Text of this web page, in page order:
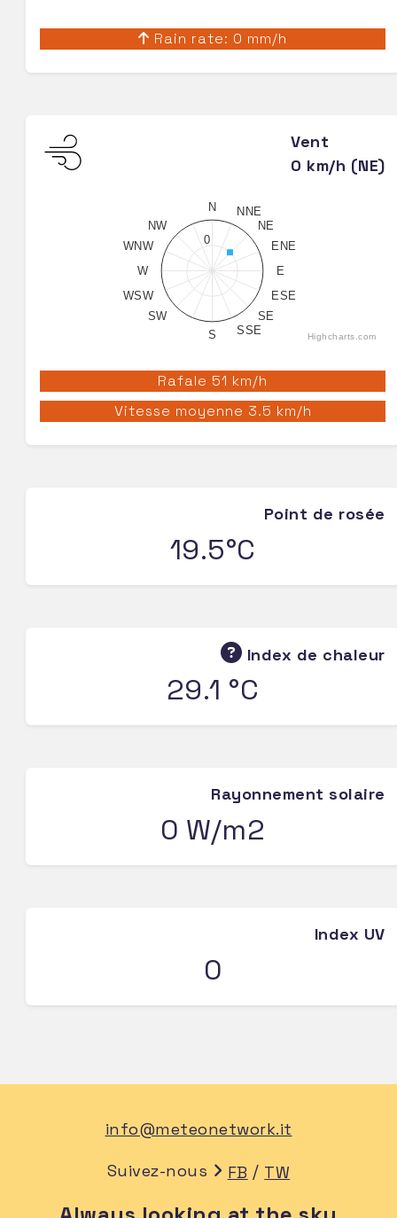
Rain rate: 0 mm/h
Vent
0 km/h (NE)
N
NNE
NE
ENE
E
ESE
SE
SSE
S
SW
WSW
W
WNW
NW
0
Highcharts.com
Rafale 51 km/h
Vitesse moyenne 3.5 km/h
Point de rosée
19.5°C
Index de chaleur
29.1 °C
Rayonnement solaire
0 W/m2
Index UV
0
info@meteonetwork.it
Suivez-nous FB / TW